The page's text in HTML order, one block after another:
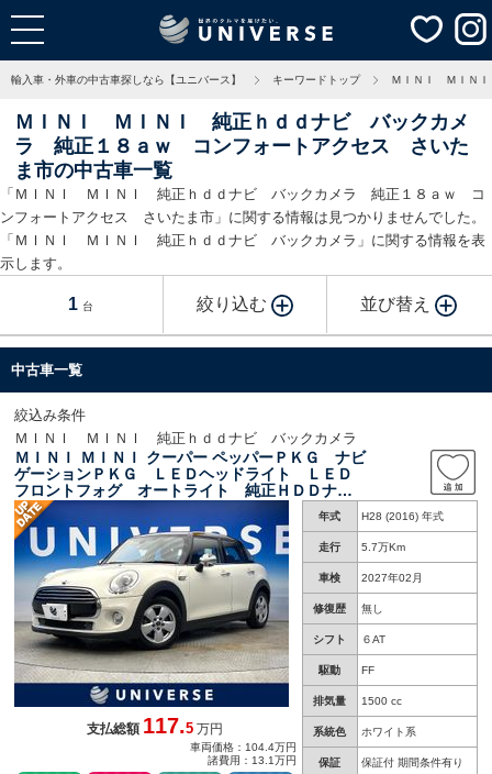
輸入車・外車の中古車探しなら【ユニバース】 キーワードトップ ＭＩＮＩ ＭＩＮ
ＭＩＮＩ ＭＩＮＩ 純正ｈｄｄナビ バックカメ
ラ 純正１８ａｗ コンフォートアクセス さいた
ま市の中古車一覧
「ＭＩＮＩ ＭＩＮＩ 純正ｈｄｄナビ バックカメラ 純正１８ａｗ コ
ンフォートアクセス さいたま市」に関する情報は見つかりませんでした。
「ＭＩＮＩ ＭＩＮＩ 純正ｈｄｄナビ バックカメラ」に関する情報を表
示します。
1 台 絞り込む 並び替え
中古車一覧
絞込み条件
ＭＩＮＩ ＭＩＮＩ 純正ｈｄｄナビ バックカメラ
ＭＩＮＩ ＭＩＮＩ クーパー ペッパーＰＫＧ ナビ
ゲーションＰＫＧ ＬＥＤヘッドライト ＬＥＤ
フロントフォグ オートライト 純正ＨＤＤナ
ビ バックカメラ Ｂｌｕｅｔｏｏｔｈ デュア
ルオートエアコン ＥＴＣ キーレス 禁煙車
年式 H28 (2016) 年式
走行 5.7万Km
車検 2027年02月
修復歴 無し
シフト ６AT
駆動 FF
排気量 1500 cc
系統色 ホワイト系
保証 保証付 期間条件有り
支払総額117.5 万円
車両価格：104.4万円
諸費用：13.1万円